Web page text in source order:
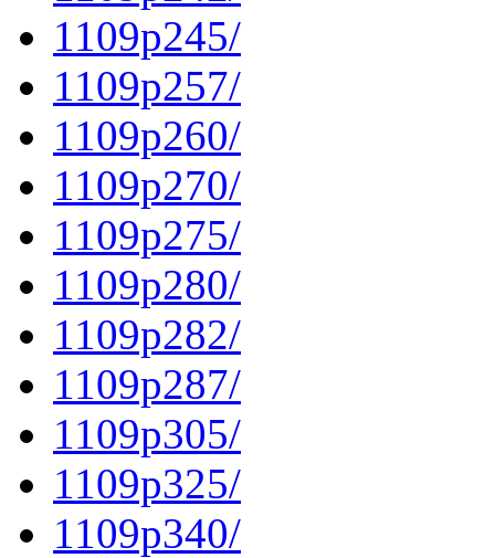
1109p245/
1109p257/
1109p260/
1109p270/
1109p275/
1109p280/
1109p282/
1109p287/
1109p305/
1109p325/
1109p340/